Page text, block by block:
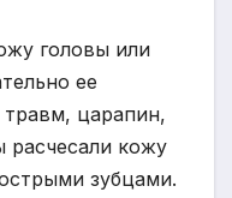
головы или
ее
царапин,
кожу
зубцами.